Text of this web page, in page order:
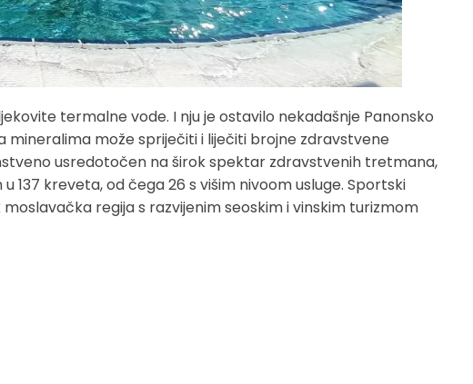
termalne vode. I nju je ostavilo nekadašnje Panonsko
mineralima može spriječiti i liječiti brojne zdravstvene
usredotočen na širok spektar zdravstvenih tretmana,
137 kreveta, od čega 26 s višim nivoom usluge. Sportski
regija s razvijenim seoskim i vinskim turizmom